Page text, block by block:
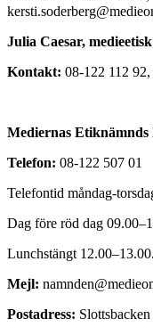
Julia Caesar,
Kontakt: 08-122 112 92,
Mediernas Etiknämnds
Telefon: 08-122 507 01
Telefontid måndag-
Dag före röd dag
Lunchstängt 12.00–13.00.
Mejl:
Postadress: